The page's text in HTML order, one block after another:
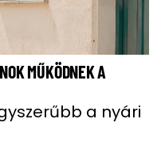
MŰKÖDNEK A
a nyári